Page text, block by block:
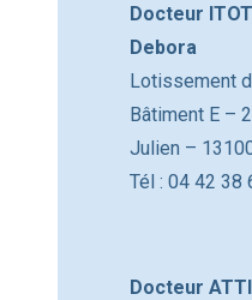
Docteur
Debora
Lotissement
Bâtiment E –
Julien –
Tél : 04 42 38
Docteur